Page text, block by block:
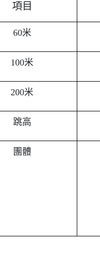
項目
60米
100米
200米
跳高
團體